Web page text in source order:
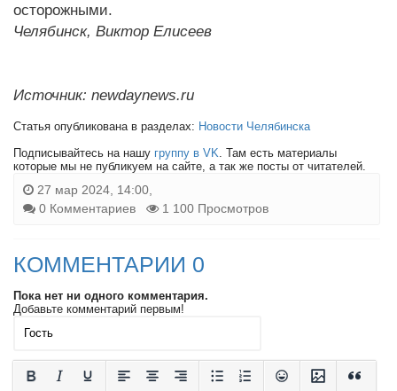
осторожными.
Челябинск, Виктор Елисеев
Источник: newdaynews.ru
Статья опубликована в разделах: Новости Челябинска
Подписывайтесь на нашу группу в VK . Там есть материалы
которые мы не публикуем на сайте, а так же посты от читателей.
27 мар 2024, 14:00,
0 Комментариев
1 100 Просмотров
КОММЕНТАРИИ 0
Пока нет ни одного комментария.
Добавьте комментарий первым!